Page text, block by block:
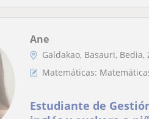
Ane
Galdakao, Basauri, Bedia,
Matemáticas:
Estudiante de